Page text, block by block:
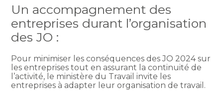
Un accompagnement des
entreprises durant l’organisation
des JO :
Pour minimiser les conséquences des JO 2024 sur
les entreprises tout en assurant la continuité de
l’activité, le ministère du Travail invite les
entreprises à adapter leur organisation de travail.